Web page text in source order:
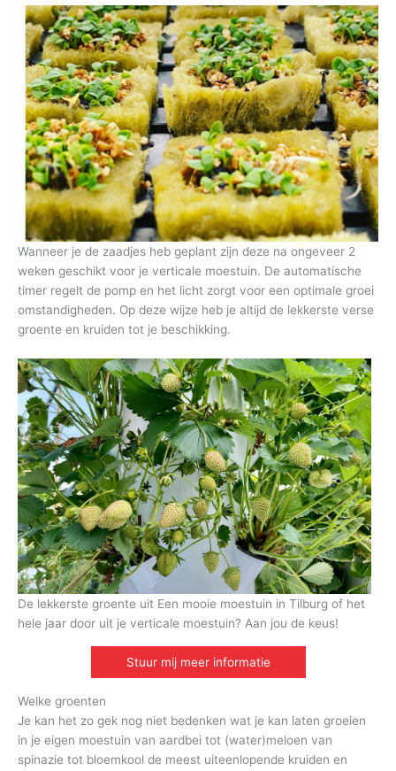
Wanneer je de zaadjes heb geplant zijn deze na ongeveer 2
weken geschikt voor je verticale moestuin. De automatische
timer regelt de pomp en het licht zorgt voor een optimale groei
omstandigheden. Op deze wijze heb je altijd de lekkerste verse
groente en kruiden tot je beschikking.
De lekkerste groente uit Een mooie moestuin in Tilburg of het
hele jaar door uit je verticale moestuin? Aan jou de keus!
Stuur mij meer informatie
Welke groenten
Je kan het zo gek nog niet bedenken wat je kan laten groeien
in je eigen moestuin van aardbei tot (water)meloen van
spinazie tot bloemkool de meest uiteenlopende kruiden en